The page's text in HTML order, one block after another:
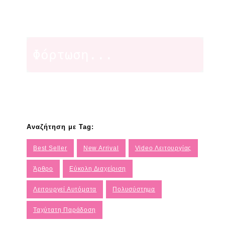
Αναζήτηση με Tag:
Best Seller New Arrival Video Λειτουργίας
Άρθρο Εύκολη Διαχείριση
Λειτουργεί Αυτόματα Πολυσύστημα
Ταχύτατη Παράδοση